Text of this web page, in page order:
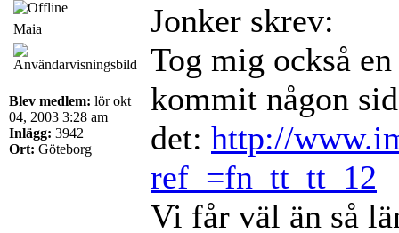
Maia
Blev medlem: lör okt
04, 2003 3:28 am
Inlägg: 3942
Ort: Göteborg
Jonker skrev:
Tog mig också
kommit någon
det: http://
ref_=fn_tt_tt_12
Vi får väl än så